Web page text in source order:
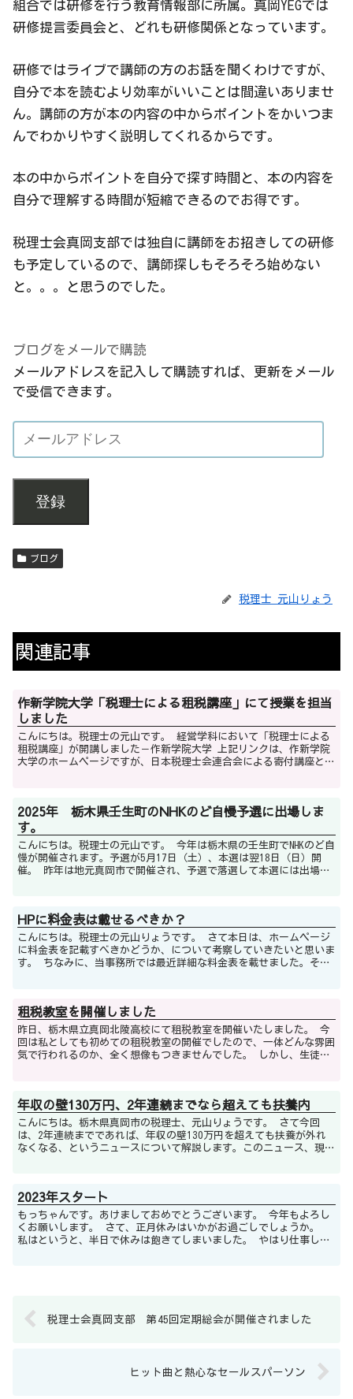
組合では研修を行う教育情報部に所属。真岡YEGでは
研修提言委員会と、どれも研修関係となっています。
研修ではライブで講師の方のお話を聞くわけですが、
自分で本を読むより効率がいいことは間違いありませ
ん。講師の方が本の内容の中からポイントをかいつま
んでわかりやすく説明してくれるからです。
本の中からポイントを自分で探す時間と、本の内容を
自分で理解する時間が短縮できるのでお得です。
税理士会真岡支部では独自に講師をお招きしての研修
も予定しているので、講師探しもそろそろ始めない
と。。。と思うのでした。
ブログをメールで購読
メールアドレスを記入して購読すれば、更新をメール
で受信できます。
登録
ブログ
税理士 元山りょう
関連記事
作新学院大学「税理士による租税講座」にて授業を担当
しました
こんにちは。税理士の元山です。 経営学科において「税理士による
租税講座」が開講しました－作新学院大学 上記リンクは、作新学院
大学のホームページですが、日本税理士会連合会による寄付講座とし
2025年 栃木県壬生町のNHKのど自慢予選に出場しま
す。
こんにちは。税理士の元山です。 今年は栃木県の壬生町でNHKのど自
慢が開催されます。予選が5月17日（土）、本選は翌18日（日）開
催。 昨年は地元真岡市で開催され、予選で落選して本選には出場で
HPに料金表は載せるべきか？
こんにちは。税理士の元山りょうです。 さて本日は、ホームページ
に料金表を記載すべきかどうか、について考察していきたいと思いま
す。 ちなみに、当事務所では最近詳細な料金表を載せました。その
租税教室を開催しました
昨日、栃木県立真岡北陵高校にて租税教室を開催いたしました。 今
回は私としても初めての租税教室の開催でしたので、一体どんな雰囲
気で行われるのか、全く想像もつきませんでした。 しかし、生徒の
年収の壁130万円、2年連続までなら超えても扶養内
こんにちは。栃木県真岡市の税理士、元山りょうです。 さて今回
は、2年連続までであれば、年収の壁130万円を超えても扶養が外れ
なくなる、というニュースについて解説します。このニュース、現在
2023年スタート
もっちゃんです。あけましておめでとうございます。 今年もよろし
くお願いします。 さて、正月休みはいかがお過ごしでしょうか。
私はというと、半日で休みは飽きてしまいました。 やはり仕事して
税理士会真岡支部 第45回定期総会が開催されました
ヒット曲と熱心なセールスパーソン